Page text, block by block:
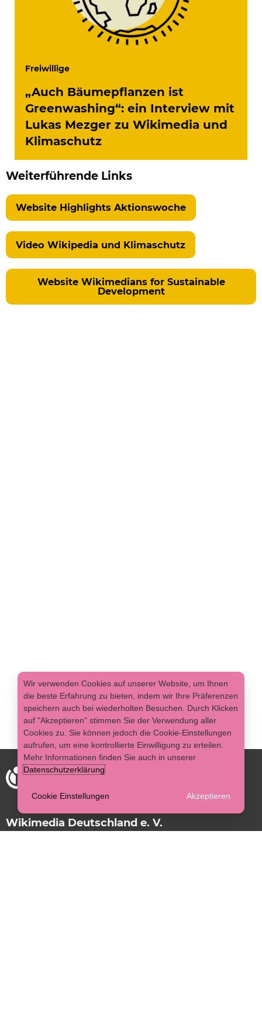
Freiwillige
„Auch Bäumepflanzen ist
Greenwashing“: ein Interview mit
Lukas Mezger zu Wikimedia und
Klimaschutz
Weiterführende Links
Website Highlights Aktionswoche
Video Wikipedia und Klimaschutz
Website Wikimedians for Sustainable
Development
Wikimedia Deutschland e. V.
Wir verwenden Cookies auf unserer Website, um Ihnen
die beste Erfahrung zu bieten, indem wir Ihre Präferenzen
speichern auch bei wiederholten Besuchen. Durch Klicken
auf "Akzeptieren" stimmen Sie der Verwendung aller
Cookies zu. Sie können jedoch die Cookie-Einstellungen
aufrufen, um eine kontrollierte Einwilligung zu erteilen.
Mehr Informationen finden Sie auch in unserer
Datenschutzerklärung
Cookie Einstellungen Akzeptieren